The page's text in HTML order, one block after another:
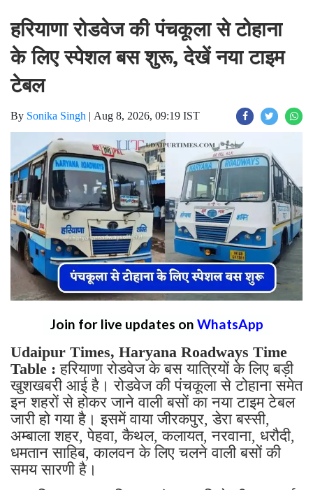
हरियाणा रोडवेज की पंचकूला से टोहाना
के लिए स्पेशल बस शुरू, देखें नया टाइम
टेबल
By Sonika Singh | Aug 8, 2026, 09:19 IST
Join for live updates on WhatsApp
Udaipur Times, Haryana Roadways Time
Table : हरियाणा रोडवेज के बस यात्रियों के लिए बड़ी
खुशखबरी आई है। रोडवेज की पंचकूला से टोहाना समेत
इन शहरों से होकर जाने वाली बसों का नया टाइम टेबल
जारी हो गया है। इसमें वाया जीरकपुर, डेरा बस्सी,
अम्बाला शहर, पेहवा, कैथल, कलायत, नरवाना, धरौदी,
धमतान साहिब, कालवन के लिए चलने वाली बसों की
समय सारणी है।